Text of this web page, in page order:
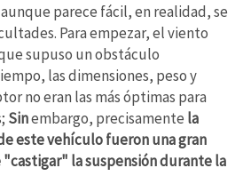
parece fácil, en realidad, se
Para empezar, el viento
supuso un obstáculo
las dimensiones, peso y
no eran las más óptimas para
Sinembargo, precisamente la
este vehículo fueron una gran
la suspensión durante la